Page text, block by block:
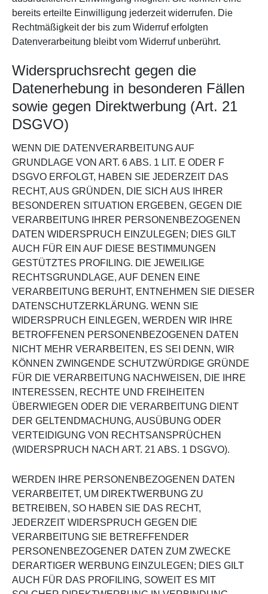
bereits erteilte Einwilligung jederzeit widerrufen. Die
Rechtmäßigkeit der bis zum Widerruf erfolgten
Datenverarbeitung bleibt vom Widerruf unberührt.
Widerspruchsrecht gegen die
Datenerhebung in besonderen Fällen
sowie gegen Direktwerbung (Art. 21
DSGVO)
WENN DIE DATENVERARBEITUNG AUF
GRUNDLAGE VON ART. 6 ABS. 1 LIT. E ODER F
DSGVO ERFOLGT, HABEN SIE JEDERZEIT DAS
RECHT, AUS GRÜNDEN, DIE SICH AUS IHRER
BESONDEREN SITUATION ERGEBEN, GEGEN DIE
VERARBEITUNG IHRER PERSONENBEZOGENEN
DATEN WIDERSPRUCH EINZULEGEN; DIES GILT
AUCH FÜR EIN AUF DIESE BESTIMMUNGEN
GESTÜTZTES PROFILING. DIE JEWEILIGE
RECHTSGRUNDLAGE, AUF DENEN EINE
VERARBEITUNG BERUHT, ENTNEHMEN SIE DIESER
DATENSCHUTZERKLÄRUNG. WENN SIE
WIDERSPRUCH EINLEGEN, WERDEN WIR IHRE
BETROFFENEN PERSONENBEZOGENEN DATEN
NICHT MEHR VERARBEITEN, ES SEI DENN, WIR
KÖNNEN ZWINGENDE SCHUTZWÜRDIGE GRÜNDE
FÜR DIE VERARBEITUNG NACHWEISEN, DIE IHRE
INTERESSEN, RECHTE UND FREIHEITEN
ÜBERWIEGEN ODER DIE VERARBEITUNG DIENT
DER GELTENDMACHUNG, AUSÜBUNG ODER
VERTEIDIGUNG VON RECHTSANSPRÜCHEN
(WIDERSPRUCH NACH ART. 21 ABS. 1 DSGVO).
WERDEN IHRE PERSONENBEZOGENEN DATEN
VERARBEITET, UM DIREKTWERBUNG ZU
BETREIBEN, SO HABEN SIE DAS RECHT,
JEDERZEIT WIDERSPRUCH GEGEN DIE
VERARBEITUNG SIE BETREFFENDER
PERSONENBEZOGENER DATEN ZUM ZWECKE
DERARTIGER WERBUNG EINZULEGEN; DIES GILT
AUCH FÜR DAS PROFILING, SOWEIT ES MIT